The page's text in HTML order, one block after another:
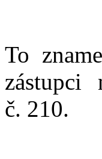
To
zástupci
č. 210.